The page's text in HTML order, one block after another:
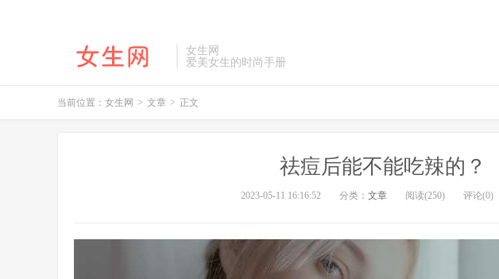
女生网
爱美女生的时尚手册
当前位置： 女生网 > 文章 > 正文
祛痘后能不能吃辣的？
2023-05-11 16:16:52 分类： 文章 阅读(250) 评论(0)